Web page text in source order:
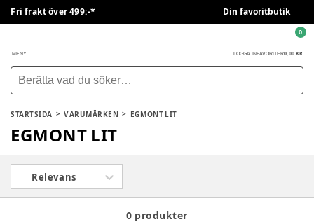
Fri frakt över 499:-* Din favoritbutik
MENY LOGGA IN FAVORITER0,00 KR
0
STARTSIDA VARUMÄRKEN EGMONT LIT
EGMONT LIT
Relevans
0 produkter